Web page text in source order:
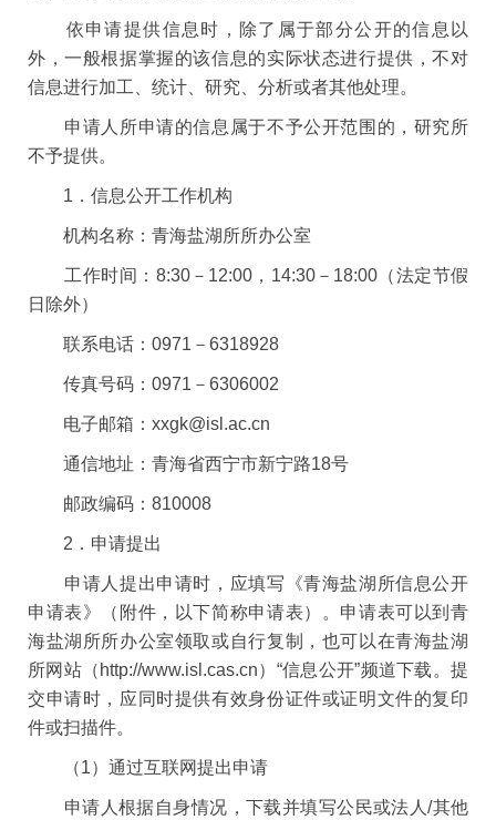
依申请提供信息时，除了属于部分公开的信息以
外，一般根据掌握的该信息的实际状态进行提供，不对
信息进行加工、统计、研究、分析或者其他处理。
申请人所申请的信息属于不予公开范围的，研究所
不予提供。
1．信息公开工作机构
机构名称：青海盐湖所所办公室
工作时间：8:30－12:00，14:30－18:00（法定节假
日除外）
联系电话：0971－6318928
传真号码：0971－6306002
电子邮箱：xxgk@isl.ac.cn
通信地址：青海省西宁市新宁路18号
邮政编码：810008
2．申请提出
申请人提出申请时，应填写《青海盐湖所信息公开
申请表》（附件，以下简称申请表）。申请表可以到青
海盐湖所所办公室领取或自行复制，也可以在青海盐湖
所网站（http://www.isl.cas.cn）“信息公开”频道下载。提
交申请时，应同时提供有效身份证件或证明文件的复印
件或扫描件。
（1）通过互联网提出申请
申请人根据自身情况，下载并填写公民或法人/其他